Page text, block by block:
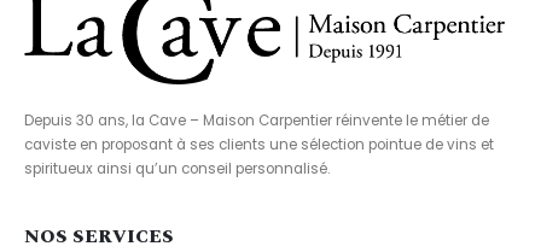
Depuis 30 ans, la Cave – Maison Carpentier réinvente le métier de
caviste en proposant à ses clients une sélection pointue de vins et
spiritueux ainsi qu’un conseil personnalisé.
NOS SERVICES